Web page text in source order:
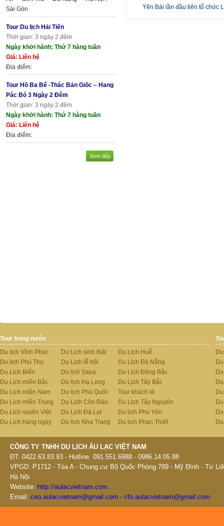
Sài Gòn
Tour Du lịch Hải Tiến
Thời gian: 3 ngày 2 đêm
Ngày khởi hành: Thứ 7 hàng tuần
Giá: Liên hệ
Địa điểm:
Tour Hồ Ba Bể -Thác Bản Giốc – Hang
Pác Bó 3 Ngày 2 Đêm
Thời gian: 3 ngày 2 đêm
Ngày khởi hành: Thứ 7 hàng tuần
Giá: Liên hệ
Địa điểm:
Xem tiếp
Yên Bái lần đầu tiên tổ chức
Tour trong nước
Du lịch Vĩnh Phúc
Du lịch Phú Thọ
Du Lịch Biển
Du Lịch miền Bắc
Du Lịch miền Nam
Du Lịch miền Trung
Du Lịch xuyên Việt
Du Lịch hàng ngày
Du Lịch sinh thái
Du Lịch lễ hội
Du lịch Sapa
Du lịch Hạ Long
Du lịch Phú Quốc
Du Lịch Côn Đảo
Du Lịch Đà Lạt
Du lịch Nha Trang
Du Lịch Huế
Du Lịch Đà Nẵng
Du Lịch Đông Bắc
Du Lịch Tây Bắc
Tour khách lẻ
Du Lịch Tây Nguyên
Du lịch Phú Yên
Du lịch Phan Thiết
CÔNG TY TNHH DU LỊCH ÂU LẠC VIỆT NAM
ĐT: 0422.63.83.93 - Hotline: 091.551.6988 - 0986.14.05.88
VPGD: P1712 - Tòa A - Chung cư Bộ Quốc Phòng 789 - Mỹ Đình - Từ
Hà Nội
Website: http://aulacvietnam.com
Email: ceo.aulacvietnam@gmail.com - cfo.aulacvietnam@gmail.com